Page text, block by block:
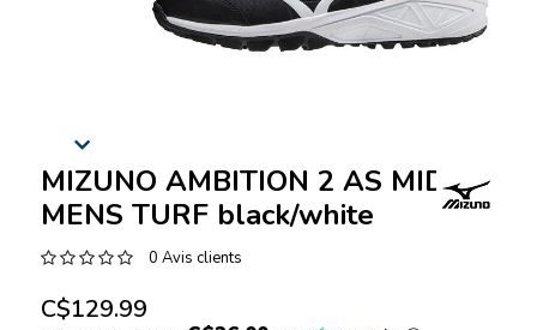
MIZUNO AMBITION 2 AS MID
MENS TURF black/white
0 Avis clients
C$129.99